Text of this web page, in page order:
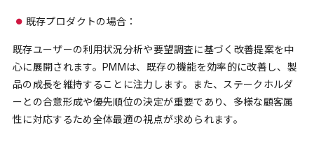
既存プロダクトの場合：
既存ユーザーの利用状況分析や要望調査に基づく改善提案を中
心に展開されます。PMMは、既存の機能を効率的に改善し、製
品の成長を維持することに注力します。また、ステークホルダ
ーとの合意形成や優先順位の決定が重要であり、多様な顧客属
性に対応するため全体最適の視点が求められます。